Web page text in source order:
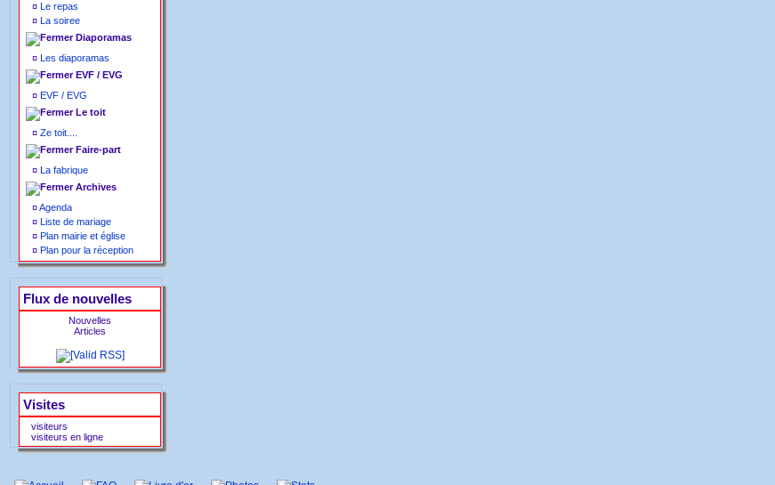
¤ Le repas
¤ La soiree
Diaporamas
¤ Les diaporamas
EVF / EVG
¤ EVF / EVG
Le toit
¤ Ze toit....
Faire-part
¤ La fabrique
Archives
¤Agenda
¤ Liste de mariage
¤ Plan mairie et église
¤ Plan pour la réception
Flux de nouvelles
Nouvelles
Articles
Visites
visiteurs
visiteurs en ligne